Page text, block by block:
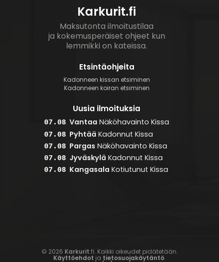
Karkurit.fi
Maksutonta ilmoitustilaa
ja kokemusperäiset ohjeet kun
lemmikki on kateissa.
Etsintäohjeita
Kadonneen kissan etsiminen
Kadonneen koiran etsiminen
Uusia ilmoituksia
07.08 Vantaa Näköhavainto Kissa
07.08 Pyhtää Kadonnut Kissa
07.08 Pargas Näköhavainto Kissa
07.08 Jyväskylä Kadonnut Kissa
07.08 Kangasala Kotiutunut Kissa
© 2026 Karkurit.fi. Kaikki oikeudet pidätetään.
Käyttöehdot ja tietosuojakäytäntö.